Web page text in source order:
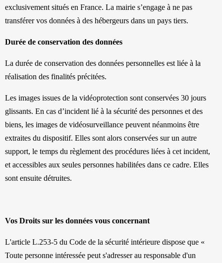
exclusivement situés en France. La mairie s’engage à ne pas
transférer vos données à des hébergeurs dans un pays tiers.
Durée de conservation des données
La durée de conservation des données personnelles est liée à la
réalisation des finalités précitées.
Les images issues de la vidéoprotection sont conservées 30 jours
glissants. En cas d’incident lié à la sécurité des personnes et des
biens, les images de vidéosurveillance peuvent néanmoins être
extraites du dispositif. Elles sont alors conservées sur un autre
support, le temps du règlement des procédures liées à cet incident,
et accessibles aux seules personnes habilitées dans ce cadre. Elles
sont ensuite détruites.
Vos Droits sur les données vous concernant
L'article L.253-5 du Code de la sécurité intérieure dispose que «
Toute personne intéressée peut s'adresser au responsable d'un